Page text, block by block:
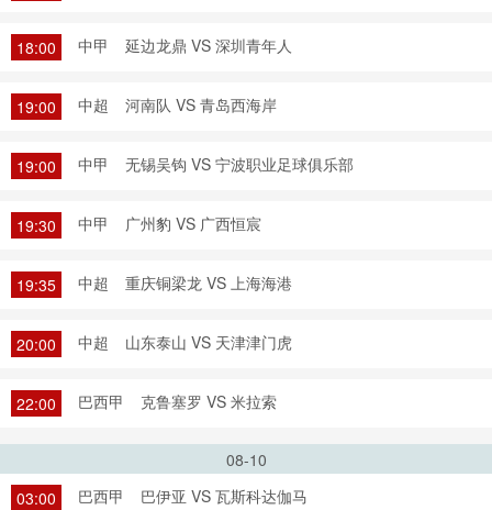
18:00 中甲 延边龙鼎 VS 深圳青年人
19:00 中超 河南队 VS 青岛西海岸
19:00 中甲 无锡吴钩 VS 宁波职业足球俱乐部
19:30 中甲 广州豹 VS 广西恒宸
19:35 中超 重庆铜梁龙 VS 上海海港
20:00 中超 山东泰山 VS 天津津门虎
22:00 巴西甲 克鲁塞罗 VS 米拉索
08-10
03:00
巴西甲 巴伊亚 VS 瓦斯科达伽马